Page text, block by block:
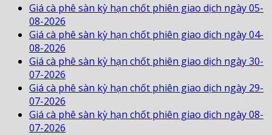
Giá cà phê sàn kỳ hạn chốt phiên giao dịch ngày 05-
08-2026
Giá cà phê sàn kỳ hạn chốt phiên giao dịch ngày 04-
08-2026
Giá cà phê sàn kỳ hạn chốt phiên giao dịch ngày 30-
07-2026
Giá cà phê sàn kỳ hạn chốt phiên giao dịch ngày 29-
07-2026
Giá cà phê sàn kỳ hạn chốt phiên giao dịch ngày 08-
07-2026